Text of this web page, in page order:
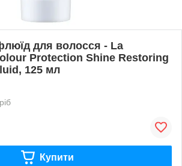
для волосся - La
Protection Shine Restoring
125 мл
Купити